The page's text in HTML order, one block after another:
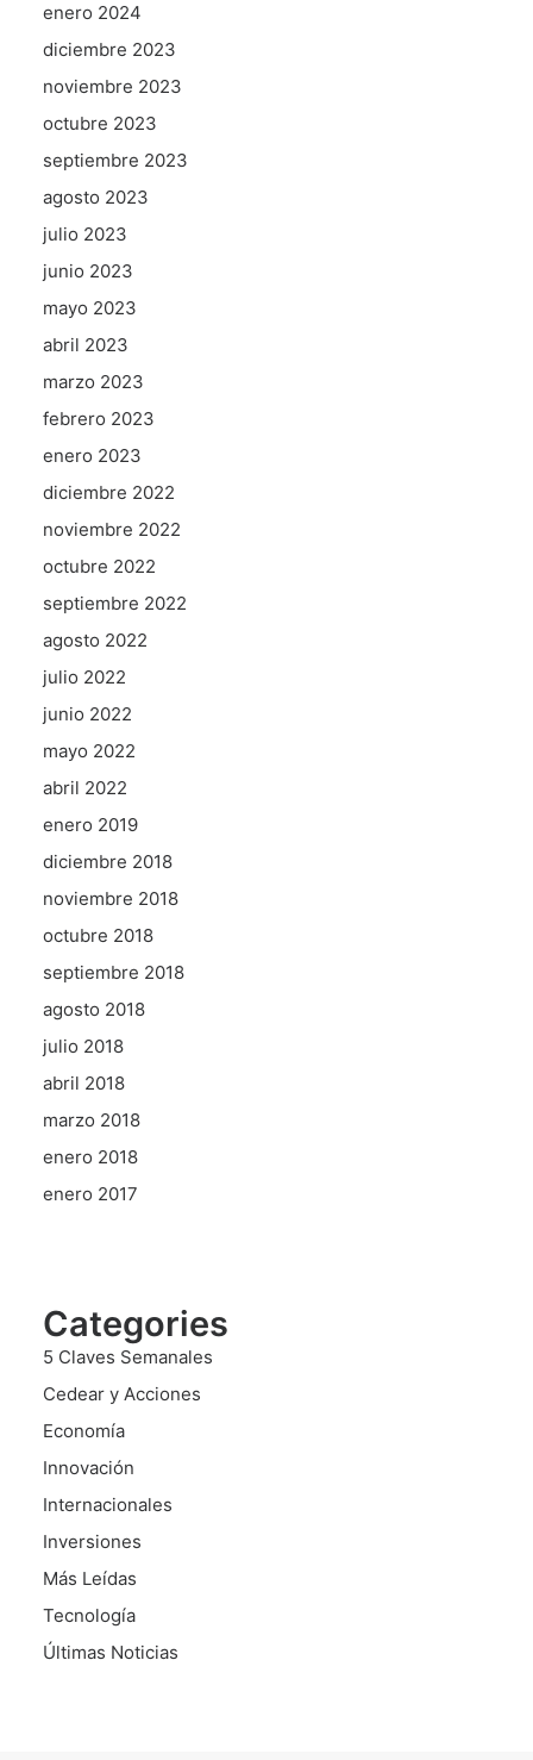
enero 2024
diciembre 2023
noviembre 2023
octubre 2023
septiembre 2023
agosto 2023
julio 2023
junio 2023
mayo 2023
abril 2023
marzo 2023
febrero 2023
enero 2023
diciembre 2022
noviembre 2022
octubre 2022
septiembre 2022
agosto 2022
julio 2022
junio 2022
mayo 2022
abril 2022
enero 2019
diciembre 2018
noviembre 2018
octubre 2018
septiembre 2018
agosto 2018
julio 2018
abril 2018
marzo 2018
enero 2018
enero 2017
Categories
5 Claves Semanales
Cedear y Acciones
Economía
Innovación
Internacionales
Inversiones
Más Leídas
Tecnología
Últimas Noticias